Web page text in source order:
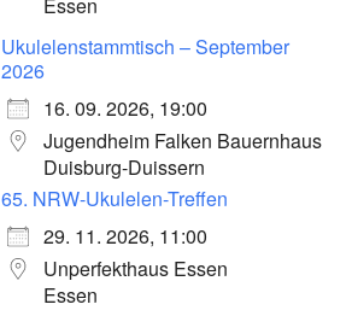
Ukulelenstammtisch – September
2026
16. 09. 2026, 19:00
Jugendheim Falken Bauernhaus
Duisburg-Duissern
65. NRW-Ukulelen-Treffen
29. 11. 2026, 11:00
Unperfekthaus Essen
Essen